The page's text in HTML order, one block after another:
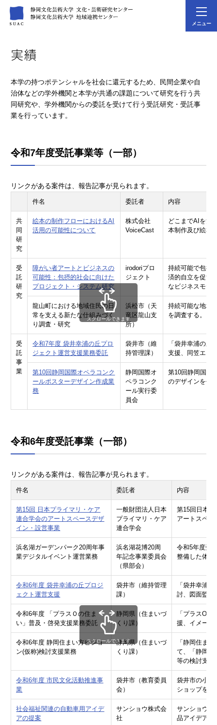
メニュー
実績
本学の持つポテンシャルを社会に還元するため、民間企業や自
治体などの学外機関と本学が共通の課題について研究を行う共
同研究や、学外機関からの委託を受けて行う受託研究・受託事
業を行っています。
令和7年度受託事業等（一部）
リンクがある案件は、報告記事が見られます。
件名 委託者 内容
共
同
研
究
絵本の制作フローにおけるAI
活用の可能性について
株式会社
VoiceCast
どこまでAIを活
本制作及び絵本
受
託
研
究
障がい者アートとビジネスの
可能性：包摂的社会に向けた
プロジェクト・システム研究
irodoriプロ
ジェクト
持続可能で包摂
済的自立を促す
なビジネスモデ
龍山町における地域住民の日
常を支える新たな仕組みづく
り調査・研究
浜松市（天
竜区龍山支
所）
持続可能な地域
を調査する。
受
託
事
業
令和7年度 袋井幸浦の丘プロ
ジェクト運営支援業務委託
袋井市（維
持管理課）
「袋井幸浦の丘
支援、同笠エリ
第10回静岡国際オペラコンク
ールポスターデザイン作成業
務
静岡国際オ
ペラコンク
ール実行委
員会
第10回静岡国際
のデザインを作
スクロールできます
令和6年度受託事業（一部）
リンクがある案件は、報告記事が見られます。
件名 委託者 内容
第15回 日本プライマリ・ケア
連合学会のアートスペースデザ
イン・設営事業
一般財団法人日本
プライマリ・ケア
連合学会
第15回日本
アートスペー
浜名湖ガーデンパーク20周年事
業デジタルイベント運営業務
浜名湖花博20周
年記念事業委員会
（県部会）
令和5年度受
整備した体験
令和6年度 袋井幸浦の丘プロジ
ェクト運営支援
袋井市（維持管理
課）
「袋井幸浦
討、図面監修
令和6年度 「プラスＯの住ま
い」普及・啓発支援業務委託
静岡県（住まいづ
くり課）
「プラスO
援、イメージ
令和6年度 静岡住まい方ビジョ
ン(仮称)検討支援業務
静岡県（住まいづ
くり課）
「静岡住ま
て、「静岡ら
等の検討支援
令和6年度 市民文化活動推進事
業
袋井市（教育委員
会）
袋井市の小学
ショップを行
社会福祉関連の自動車用アイデ
アの提案
サンショウ株式会
社
サンショウが
品アイデアを
スクロールできます